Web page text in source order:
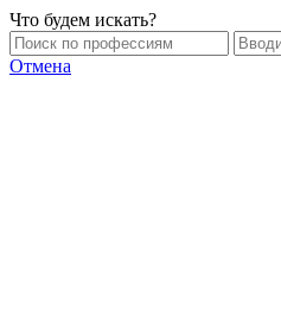
Что будем искать?
Отмена